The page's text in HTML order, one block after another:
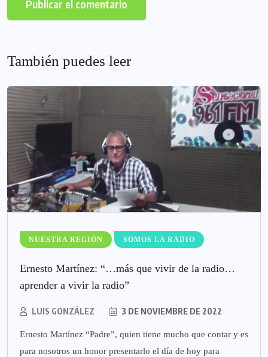
También puedes leer
NUESTRA REGIÓN SOMOS LA RADIO
Ernesto Martínez: “…más que vivir de la radio…
aprender a vivir la radio”
LUIS GONZÁLEZ 3 DE NOVIEMBRE DE 2022
Ernesto Martínez “Padre”, quien tiene mucho que contar y es
para nosotros un honor presentarlo el día de hoy para